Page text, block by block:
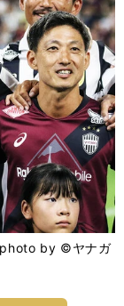
photo by ©️ヤナガ